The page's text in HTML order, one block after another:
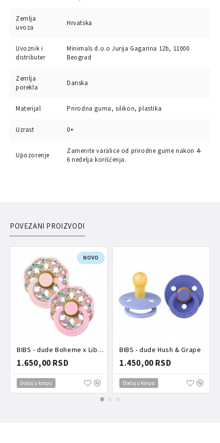
Zemlja
uvoza
Hrvatska
Uvoznik i
distributer
Minimals d.o.o Jurija Gagarina 12b, 11000
Beograd
Zemlja
porekla
Danska
Materijal Prirodna guma, silikon, plastika
Uzrast 0+
Upozorenje
Zamenite varalice od prirodne gume nakon 4-
6 nedelja korišćenja.
POVEZANI PROIZVODI
NOVO
BIBS - dude Boheme x Liberty Oscar Meadow Blossom mix
1.650,00 RSD
Dodaj u korpu
BIBS - dude Hush & Grape
1.450,00 RSD
Dodaj u korpu